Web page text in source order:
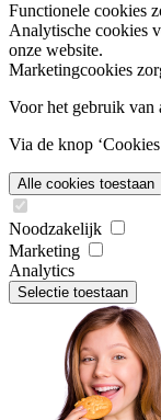
Functionele cookies
Analytische cookies
onze website.
Marketingcookies
Voor het gebruik van
Via de knop
Alle cookies toestaan
Noodzakelijk
Marketing
Analytics
Selectie toestaan